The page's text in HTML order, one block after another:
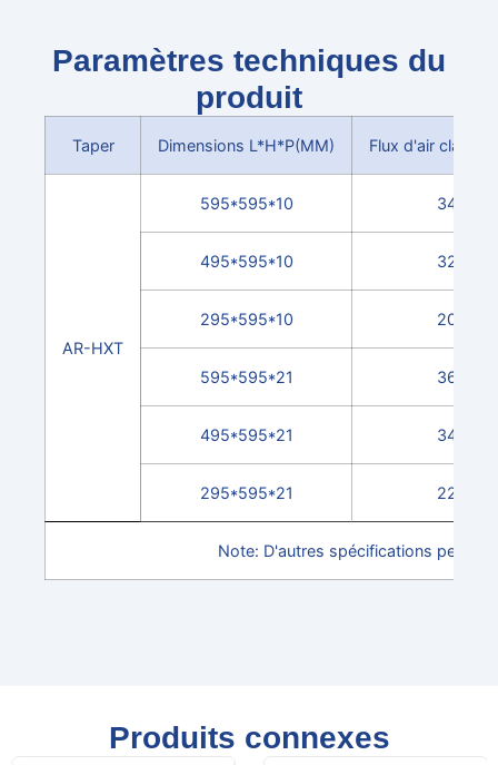
Paramètres techniques du
produit
Taper Dimensions L*H*P(MM) Flux d'air
AR-HXT
595*595*10 3400
495*595*10 3200
295*595*10 2000
595*595*21 3600
495*595*21 3400
295*595*21 2200
Note: D'autres spécifications
Produits connexes